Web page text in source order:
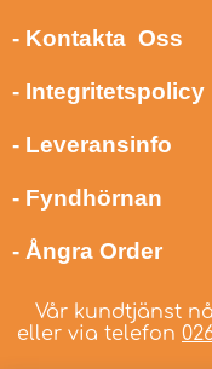
- Kontakta Oss
- Integritetspolicy
- Leveransinfo
- Fyndhörnan
- Ångra Order
Vår kundtjänst
eller via telefon